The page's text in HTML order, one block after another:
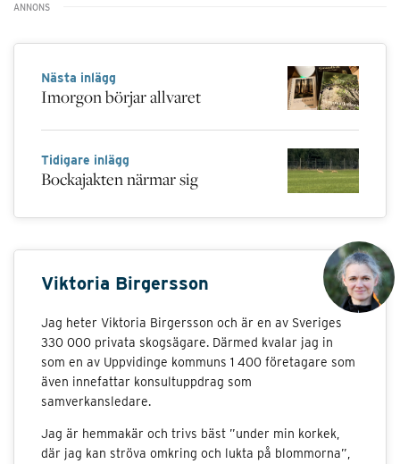
Nästa inlägg
Imorgon börjar allvaret
Tidigare inlägg
Bockajakten närmar sig
Viktoria Birgersson
Jag heter Viktoria Birgersson och är en av Sveriges
330 000 privata skogsägare. Därmed kvalar jag in
som en av Uppvidinge kommuns 1 400 företagare som
även innefattar konsultuppdrag som
samverkansledare.
Jag är hemmakär och trivs bäst ”under min korkek,
där jag kan ströva omkring och lukta på blommorna”,